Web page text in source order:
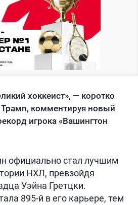
хоккеист», — коротко
Трамп, комментируя новый
игрока «Вашингтон
официально стал лучшим
НХЛ, превзойдя
Уэйна Гретцки.
895-й в его карьере, тем